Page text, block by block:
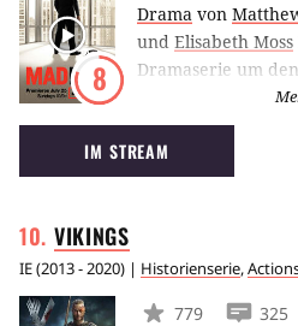
8
Drama von
und Elisabeth Moss
Dramaserie um
der Creative
Werbeagentur
spielt in den
teilweise groteske
seiner Familie,
IM STREAM
VIKINGS
IE(2013 - 2020) | Historienserie,
779
325